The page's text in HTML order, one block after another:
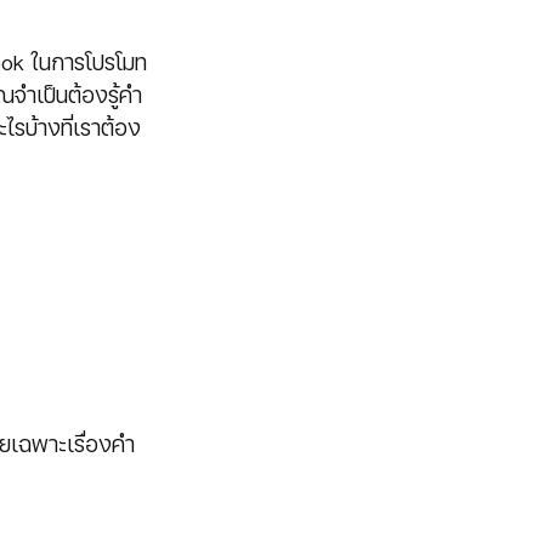
ในการโปรโมท
ำเป็นต้องรู้คำ
รบ้างที่เราต้อง
ฉพาะเรื่องคำ